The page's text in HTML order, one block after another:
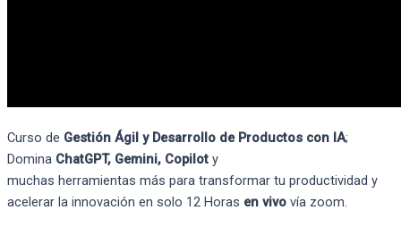
Curso de Gestión Ágil y Desarrollo de Productos con IA;
Domina ChatGPT, Gemini, Copilot y
muchas herramientas más para transformar tu productividad y
acelerar la innovación en solo 12 Horas en vivo vía zoom.